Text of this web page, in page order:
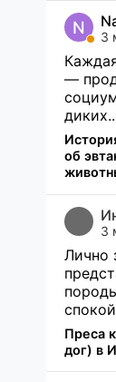
N 3
—
об
3
Лично
Преса
дог) в